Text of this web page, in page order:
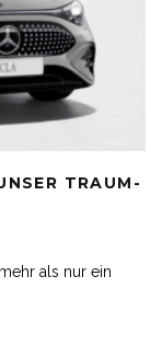
TRAUM-
als nur ein